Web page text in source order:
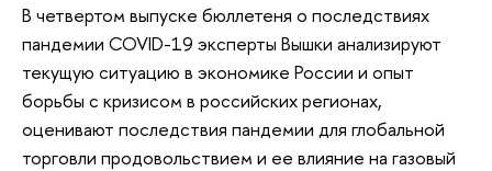
В четвертом выпуске бюллетеня о последствиях
пандемии COVID-19 эксперты Вышки анализируют
текущую ситуацию в экономике России и опыт
борьбы с кризисом в российских регионах,
оценивают последствия пандемии для глобальной
торговли продовольствием и ее влияние на газовый